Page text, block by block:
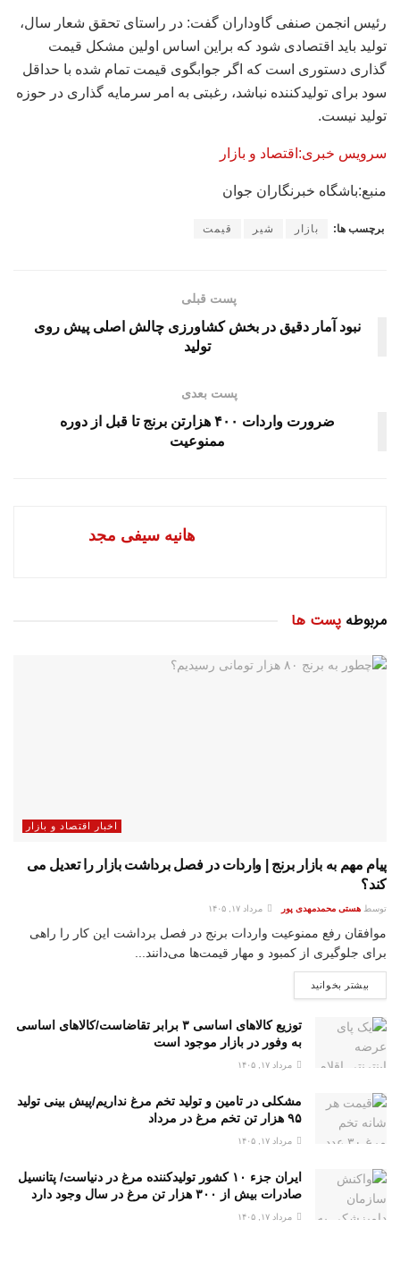
رئیس انجمن صنفی گاوداران گفت: در راستای تحقق شعار سال،
تولید باید اقتصادی شود که براین اساس اولین مشکل قیمت
گذاری دستوری است که اگر جوابگوی قیمت تمام شده با حداقل
سود برای تولیدکننده نباشد، رغبتی به امر سرمایه گذاری در حوزه
تولید نیست.
سرویس خبری:اقتصاد و بازار
منبع:باشگاه خبرنگاران جوان
برچسب ها: بازار شیر قیمت
پست قبلی
نبود آمار دقیق در بخش کشاورزی چالش اصلی پیش روی
تولید
پست بعدی
ضرورت واردات ۴۰۰ هزارتن برنج تا قبل از دوره
ممنوعیت
هانیه سیفی مجد
مربوطه پست ها
اخبار اقتصاد و بازار
پیام مهم به بازار برنج | واردات در فصل برداشت بازار را تعدیل می
کند؟
توسط هستی محمدمهدی پور مرداد ۱۷, ۱۴۰۵
موافقان رفع ممنوعیت واردات برنج در فصل برداشت این کار را راهی
برای جلوگیری از کمبود و مهار قیمت‌ها می‌دانند...
بیشتر بخوانید
توزیع کالاهای اساسی ۳ برابر تقاضاست/کالاهای اساسی
به وفور در بازار موجود است
مرداد ۱۷, ۱۴۰۵
مشکلی در تامین و تولید تخم مرغ نداریم/پیش بینی تولید
۹۵ هزار تن تخم مرغ در مرداد
مرداد ۱۷, ۱۴۰۵
ایران جزء ۱۰ کشور تولیدکننده مرغ در دنیاست/ پتانسیل
صادرات بیش از ۳۰۰ هزار تن مرغ در سال وجود دارد
مرداد ۱۷, ۱۴۰۵